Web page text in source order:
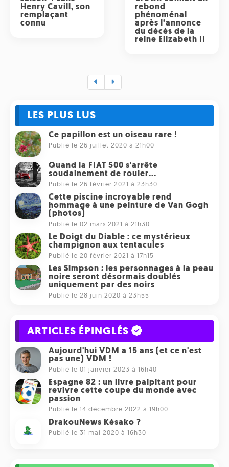
Henry Cavill, son
remplaçant
connu
rebond
phénoménal
après l’annonce
du décès de la
reine Elizabeth II
LES PLUS LUS
Ce papillon est un oiseau rare !
Publié le 26 juillet 2020 à 21h00
Quand la FIAT 500 s'arrête
soudainement de rouler...
Publié le 26 février 2021 à 23h30
Cette piscine incroyable rend
hommage à une peinture de Van Gogh
(photos)
Publié le 02 mars 2021 à 21h30
Le Doigt du Diable : ce mystérieux
champignon aux tentacules
Publié le 20 février 2021 à 17h15
Les Simpson : les personnages à la peau
noire seront désormais doublés
uniquement par des noirs
Publié le 28 juin 2020 à 23h55
ARTICLES ÉPINGLÉS
Aujourd'hui VDM a 15 ans (et ce n'est
pas une) VDM !
Publié le 01 janvier 2023 à 16h40
Espagne 82 : un livre palpitant pour
revivre cette coupe du monde avec
passion
Publié le 14 décembre 2022 à 19h00
DrakouNews Késako ?
Publié le 31 mai 2020 à 16h30